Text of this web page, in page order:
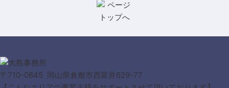
〒710-0845 岡山県倉敷市西富井629-77